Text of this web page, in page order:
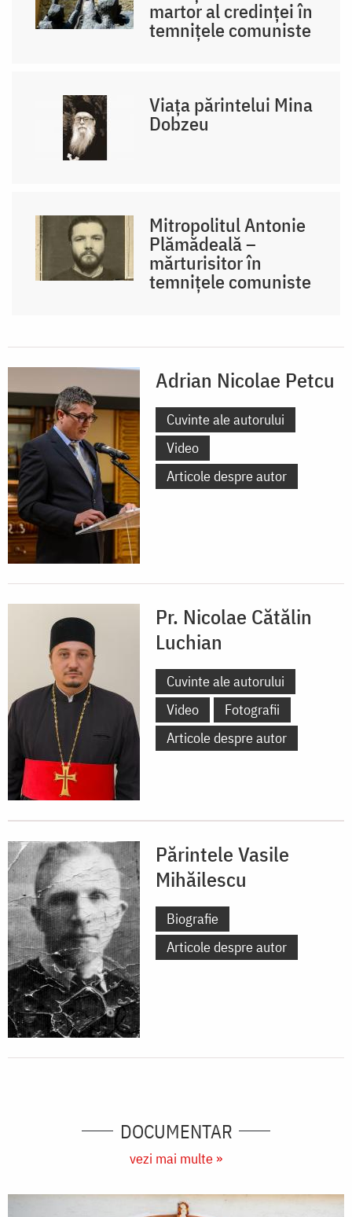
martor al credinței în
temnițele comuniste
Viața părintelui Mina
Dobzeu
Mitropolitul Antonie
Plămădeală –
mărturisitor în
temnițele comuniste
Adrian Nicolae Petcu
Cuvinte ale autorului
Video
Articole despre autor
Pr. Nicolae Cătălin
Luchian
Cuvinte ale autorului
Video
Fotografii
Articole despre autor
Părintele Vasile
Mihăilescu
Biografie
Articole despre autor
DOCUMENTAR
vezi mai multe »